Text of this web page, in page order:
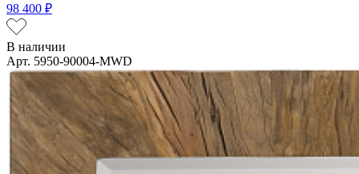
98 400 ₽
В наличии
Арт. 5950-90004-MWD